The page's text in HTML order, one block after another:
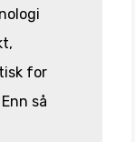
for
så